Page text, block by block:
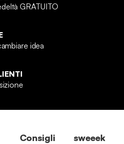
GRATUITO
idea
Consigli sweeek